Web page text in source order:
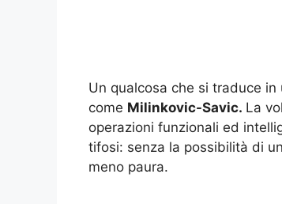
Un qualcosa che si traduce
come Milinkovic-Savic. La
operazioni funzionali ed
tifosi: senza la possibilità di
meno paura.